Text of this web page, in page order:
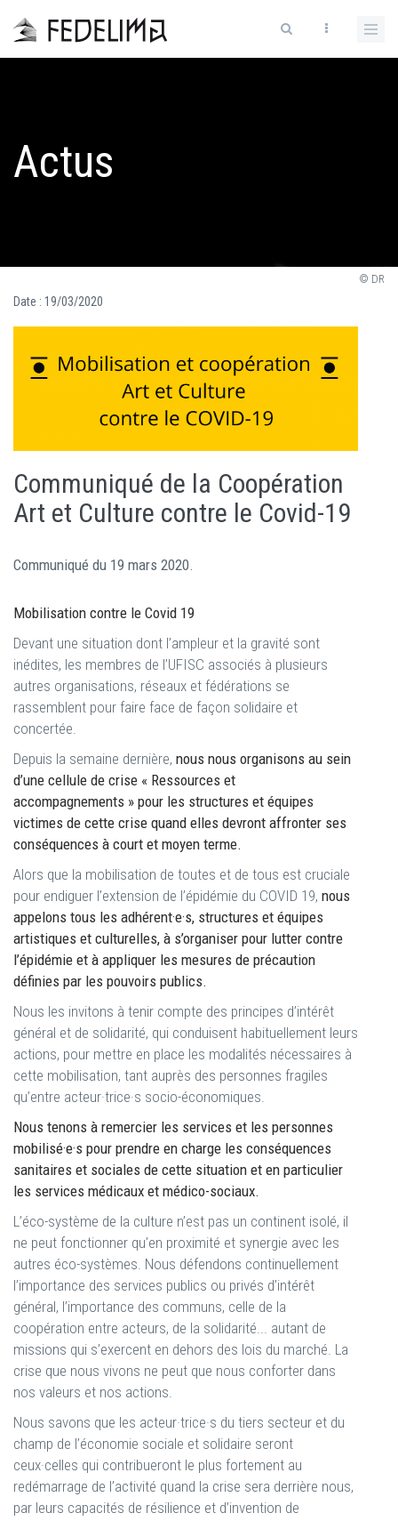
Actus
© DR
Date : 19/03/2020
Communiqué de la Coopération
Art et Culture contre le Covid-19
Communiqué du 19 mars 2020.
Mobilisation contre le Covid 19
Devant une situation dont l’ampleur et la gravité sont
inédites, les membres de l’UFISC associés à plusieurs
autres organisations, réseaux et fédérations se
rassemblent pour faire face de façon solidaire et
concertée.
Depuis la semaine dernière, nous nous organisons au sein
d’une cellule de crise « Ressources et
accompagnements » pour les structures et équipes
victimes de cette crise quand elles devront affronter ses
conséquences à court et moyen terme.
Alors que la mobilisation de toutes et de tous est cruciale
pour endiguer l’extension de l’épidémie du COVID 19, nous
appelons tous les adhérent·e·s, structures et équipes
artistiques et culturelles, à s’organiser pour lutter contre
l’épidémie et à appliquer les mesures de précaution
définies par les pouvoirs publics.
Nous les invitons à tenir compte des principes d’intérêt
général et de solidarité, qui conduisent habituellement leurs
actions, pour mettre en place les modalités nécessaires à
cette mobilisation, tant auprès des personnes fragiles
qu’entre acteur·trice·s socio-économiques.
Nous tenons à remercier les services et les personnes
mobilisé·e·s pour prendre en charge les conséquences
sanitaires et sociales de cette situation et en particulier
les services médicaux et médico-sociaux.
L’éco-système de la culture n’est pas un continent isolé, il
ne peut fonctionner qu’en proximité et synergie avec les
autres éco-systèmes. Nous défendons continuellement
l’importance des services publics ou privés d’intérêt
général, l’importance des communs, celle de la
coopération entre acteurs, de la solidarité... autant de
missions qui s’exercent en dehors des lois du marché. La
crise que nous vivons ne peut que nous conforter dans
nos valeurs et nos actions.
Nous savons que les acteur·trice·s du tiers secteur et du
champ de l’économie sociale et solidaire seront
ceux·celles qui contribueront le plus fortement au
redémarrage de l’activité quand la crise sera derrière nous,
par leurs capacités de résilience et d’invention de